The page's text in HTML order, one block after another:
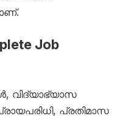
Job
വിദ്യാഭ്യാസ
പ്രതിമാസ